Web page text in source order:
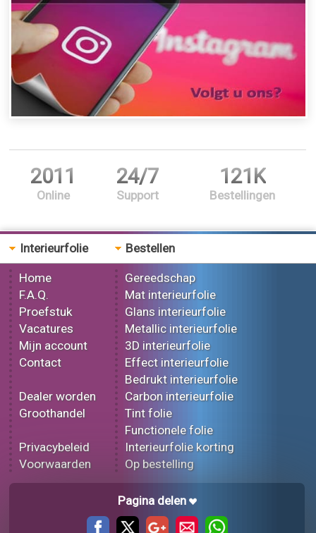
2011
Online
24/7
Support
121K
Bestellingen
Interieurfolie
Home
F.A.Q.
Proefstuk
Vacatures
Mijn account
Contact
Dealer worden
Groothandel
Privacybeleid
Voorwaarden
Bestellen
Gereedschap
Mat interieurfolie
Glans interieurfolie
Metallic interieurfolie
3D interieurfolie
Effect interieurfolie
Bedrukt interieurfolie
Carbon interieurfolie
Tint folie
Functionele folie
Interieurfolie korting
Op bestelling
Pagina delen